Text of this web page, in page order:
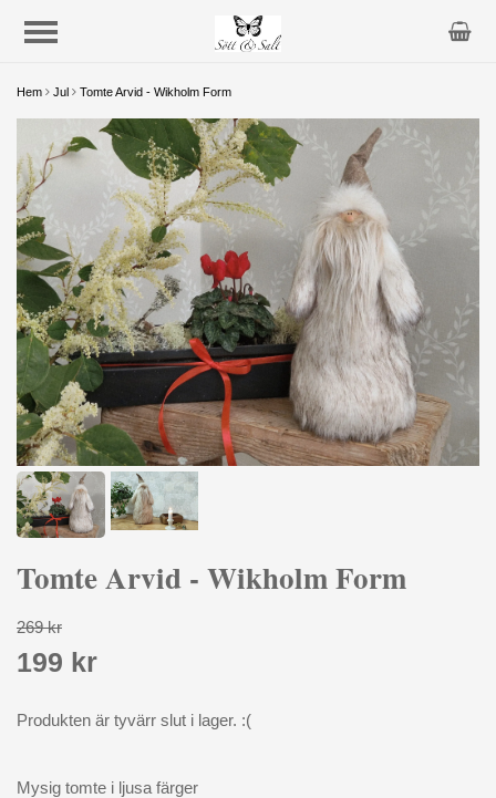
Hem Jul Tomte Arvid - Wikholm Form
Tomte Arvid - Wikholm Form
269 kr
199 kr
Produkten är tyvärr slut i lager. :(
Mysig tomte i ljusa färger